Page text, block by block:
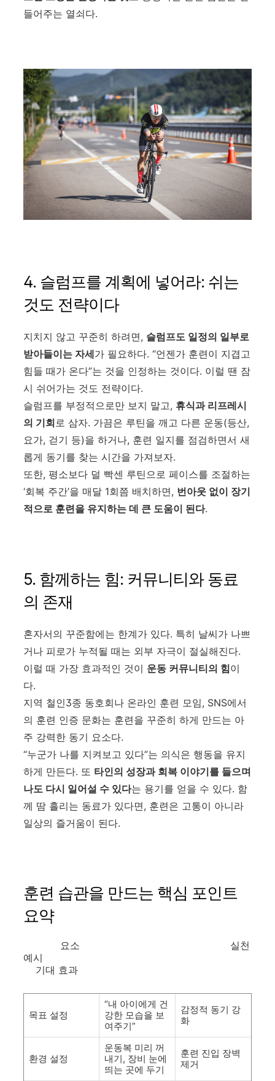
들어주는 열쇠다.
4. 슬럼프를 계획에 넣어라: 쉬는
것도 전략이다
지치지 않고 꾸준히 하려면, 슬럼프도 일정의 일부로
받아들이는 자세가 필요하다. “언젠가 훈련이 지겹고
힘들 때가 온다”는 것을 인정하는 것이다. 이럴 땐 잠
시 쉬어가는 것도 전략이다.
슬럼프를 부정적으로만 보지 말고, 휴식과 리프레시
의 기회 로 삼자. 가끔은 루틴을 깨고 다른 운동(등산,
요가, 걷기 등)을 하거나, 훈련 일지를 점검하면서 새
롭게 동기를 찾는 시간을 가져보자.
또한, 평소보다 덜 빡센 루틴으로 페이스를 조절하는
‘회복 주간’을 매달 1회쯤 배치하면, 번아웃 없이 장기
적으로 훈련을 유지하는 데 큰 도움이 된다.
5. 함께하는 힘: 커뮤니티와 동료
의 존재
혼자서의 꾸준함에는 한계가 있다. 특히 날씨가 나쁘
거나 피로가 누적될 때는 외부 자극이 절실해진다.
이럴 때 가장 효과적인 것이 운동 커뮤니티의 힘이
다.
지역 철인3종 동호회나 온라인 훈련 모임, SNS에서
의 훈련 인증 문화는 훈련을 꾸준히 하게 만드는 아
주 강력한 동기 요소다.
“누군가 나를 지켜보고 있다”는 의식은 행동을 유지
하게 만든다. 또 타인의 성장과 회복 이야기를 들으며
나도 다시 일어설 수 있다는 용기를 얻을 수 있다. 함
께 땀 흘리는 동료가 있다면, 훈련은 고통이 아니라
일상의 즐거움이 된다.
훈련 습관을 만드는 핵심 포인트
요약
요소 실천
예시
기대 효과
목표 설정
“내 아이에게 건
강한 모습을 보
여주기”
감정적 동기 강
화
환경 설정
운동복 미리 꺼
내기, 장비 눈에
띄는 곳에 두기
훈련 진입 장벽
제거